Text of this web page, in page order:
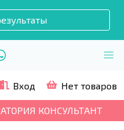
Вход Нет товаров
КОНСУЛЬТАНТ